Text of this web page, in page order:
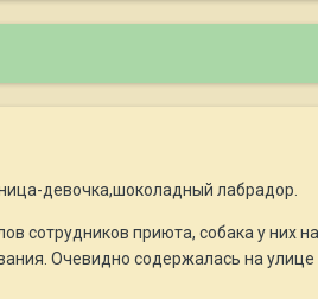
девочка,шоколадный лабрадор.
сотрудников приюта, собака у них
Очевидно содержалась на